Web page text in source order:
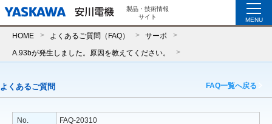
製品・技術情報
サイト
MENU
HOME よくあるご質問（FAQ） サーボ
A.93bが発生しました。原因を教えてください。
よくあるご質問 FAQ一覧へ戻る
No. FAQ-20310